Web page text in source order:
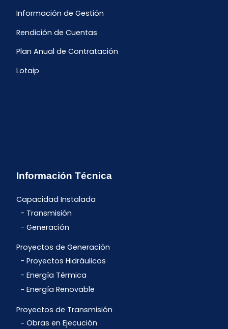
Información de Gestión
Rendición de Cuentas
Plan Anual de Contratación
Lotaip
Información Técnica
Capacidad Instalada
Transmisión
Generación
Proyectos de Generación
Proyectos Hidráulicos
Energía Térmica
Energía Renovable
Proyectos de Transmisión
Obras en Ejecución